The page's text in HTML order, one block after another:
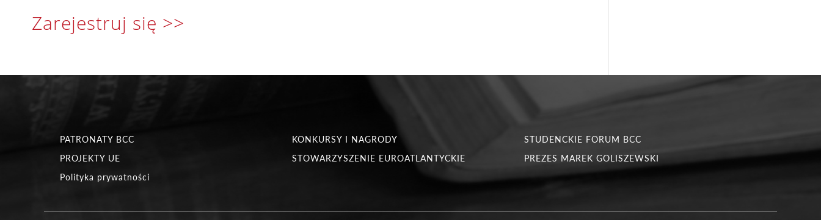
Zarejestruj się >>
PATRONATY BCC KONKURSY I NAGRODY
STUDENCKIE FORUM BCC
PROJEKTY UE
STOWARZYSZENIE EUROATLANTYCKIE
PREZES MAREK GOLISZEWSKI
Polityka prywatności